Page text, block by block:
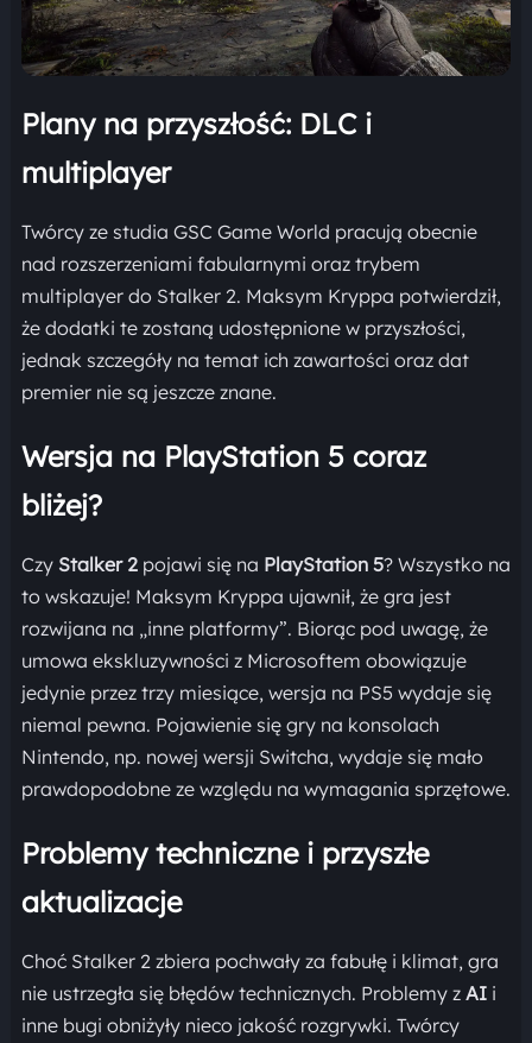
Plany na przyszłość: DLC i
multiplayer
Twórcy ze studia GSC Game World pracują obecnie
nad rozszerzeniami fabularnymi oraz trybem
multiplayer do Stalker 2. Maksym Kryppa potwierdził,
że dodatki te zostaną udostępnione w przyszłości,
jednak szczegóły na temat ich zawartości oraz dat
premier nie są jeszcze znane.
Wersja na PlayStation 5 coraz
bliżej?
Czy Stalker 2pojawi się na PlayStation 5? Wszystko na
to wskazuje! Maksym Kryppa ujawnił, że gra jest
rozwijana na „inne platformy”. Biorąc pod uwagę, że
umowa ekskluzywności z Microsoftem obowiązuje
jedynie przez trzy miesiące, wersja na PS5 wydaje się
niemal pewna. Pojawienie się gry na konsolach
Nintendo, np. nowej wersji Switcha, wydaje się mało
prawdopodobne ze względu na wymagania sprzętowe.
Problemy techniczne i przyszłe
aktualizacje
Choć Stalker 2 zbiera pochwały za fabułę i klimat, gra
nie ustrzegła się błędów technicznych. Problemy z AIi
inne bugi obniżyły nieco jakość rozgrywki. Twórcy